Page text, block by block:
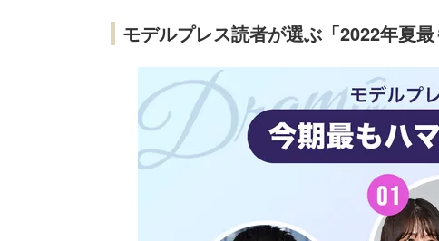
モデルプレス読者が選ぶ「2022年夏